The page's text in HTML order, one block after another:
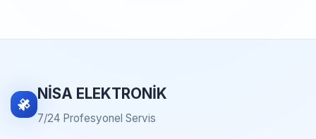
NİSA ELEKTRONİK
7/24 Profesyonel Servis